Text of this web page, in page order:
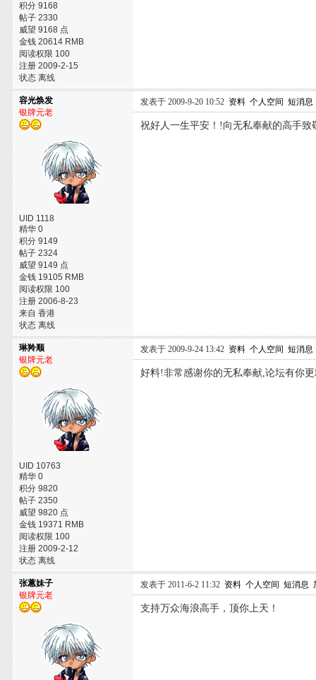
积分 9168
帖子 2330
威望 9168 点
金钱 20614 RMB
阅读权限 100
注册 2009-2-15
状态 离线
容光焕发
银牌元老
UID 1118
精华 0
积分 9149
帖子 2324
威望 9149 点
金钱 19105 RMB
阅读权限 100
注册 2006-8-23
来自 香港
状态 离线
发表于 2009-9-20 10:52 资料 个人空间 短消息
祝好人一生平安！!向无私奉献的高手致
琳羚顺
银牌元老
UID 10763
精华 0
积分 9820
帖子 2350
威望 9820 点
金钱 19371 RMB
阅读权限 100
注册 2009-2-12
状态 离线
发表于 2009-9-24 13:42 资料 个人空间 短消息
好料!非常感谢你的无私奉献,论坛有你
张蕙妹子
银牌元老
发表于 2011-6-2 11:32 资料 个人空间 短消息
支持万众海浪高手，顶你上天！